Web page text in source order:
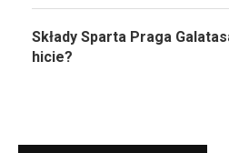
Składy Sparta Praga
hicie?